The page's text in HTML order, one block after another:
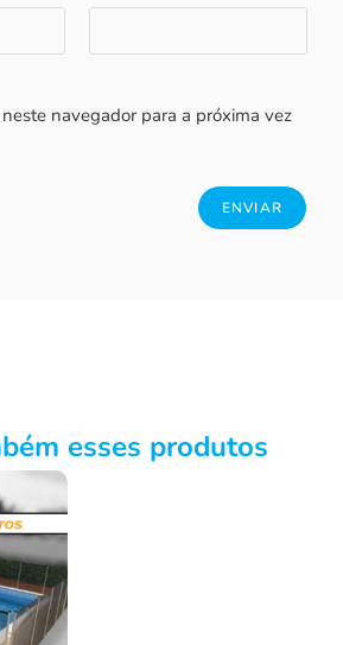
navegador para a próxima vez
esses produtos